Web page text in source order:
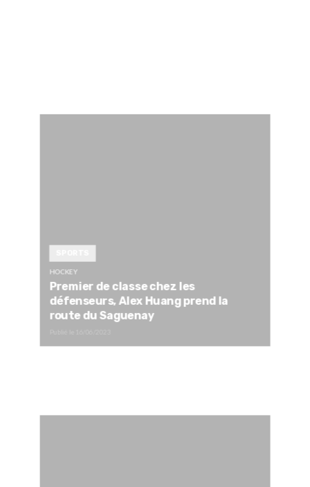
HOCKEY
Premier de classe chez les
défenseurs, Alex Huang prend la
route du Saguenay